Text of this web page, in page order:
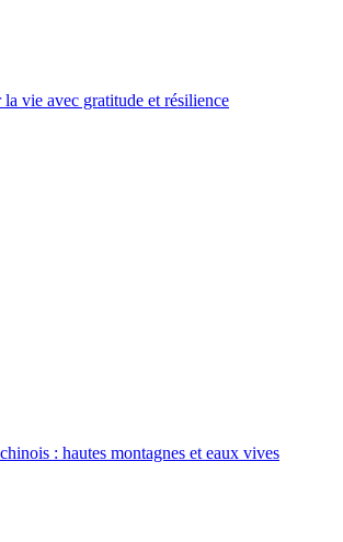
vie avec gratitude et résilience
: hautes montagnes et eaux vives